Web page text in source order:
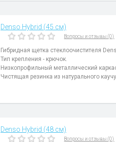
Denso Hybrid (45 см)
Вопросы и отзывы (0)
Гибридная щетка стеклоочистителя
Тип крепления - крючок.
Низкопрофильный металлический
Чистящая резинка из натурального
Denso Hybrid (48 см)
Вопросы и отзывы (0)